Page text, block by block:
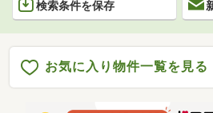
検索条件を保存
お気に入り物件一覧を見る